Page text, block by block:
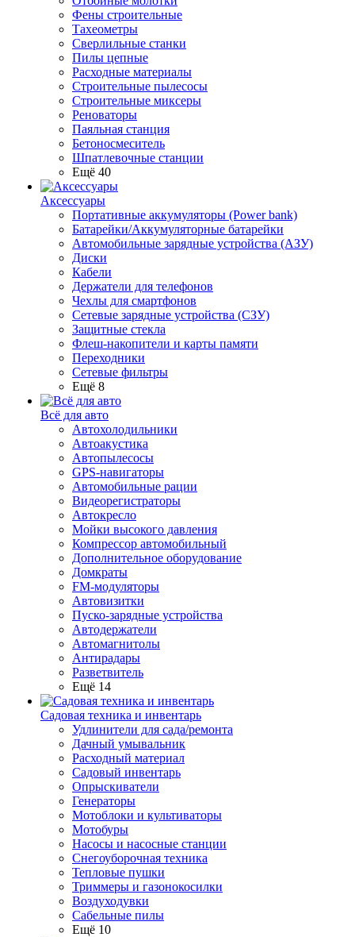
Фены строительные
Тахеометры
Сверлильные станки
Пилы цепные
Расходные материалы
Строительные пылесосы
Строительные миксеры
Реноваторы
Паяльная станция
Бетоносмеситель
Шпатлевочные станции
Ещё 40
Аксессуары
Портативные аккумуляторы (Power bank)
Батарейки/Аккумуляторные батарейки
Автомобильные зарядные устройства (АЗУ)
Диски
Кабели
Держатели для телефонов
Чехлы для смартфонов
Сетевые зарядные устройства (СЗУ)
Защитные стекла
Флеш-накопители и карты памяти
Переходники
Сетевые фильтры
Ещё 8
Всё для авто
Автохолодильники
Автоакустика
Автопылесосы
GPS-навигаторы
Автомобильные рации
Видеорегистраторы
Автокресло
Мойки высокого давления
Компрессор автомобильный
Дополнительное оборудование
Домкраты
FM-модуляторы
Автовизитки
Пуско-зарядные устройства
Автодержатели
Автомагнитолы
Антирадары
Разветвитель
Ещё 14
Садовая техника и инвентарь
Удлинители для сада/ремонта
Дачный умывальник
Расходный материал
Садовый инвентарь
Опрыскиватели
Генераторы
Мотоблоки и культиваторы
Мотобуры
Насосы и насосные станции
Снегоуборочная техника
Тепловые пушки
Триммеры и газонокосилки
Воздуходувки
Сабельные пилы
Ещё 10